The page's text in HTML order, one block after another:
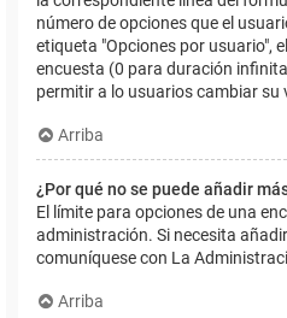
número de opciones que el
etiqueta "Opciones por usuario",
encuesta (0 para duración
permitir a lo usuarios cambiar su
Arriba
¿Por qué no se puede añadir
El límite para opciones de una
administración. Si necesita
comuníquese con La
Arriba